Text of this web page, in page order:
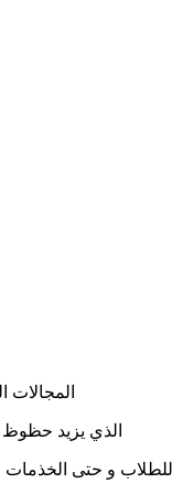
المجالات
الذي يزيد
للطلاب و حتى